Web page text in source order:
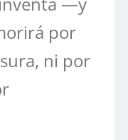
por
ni por